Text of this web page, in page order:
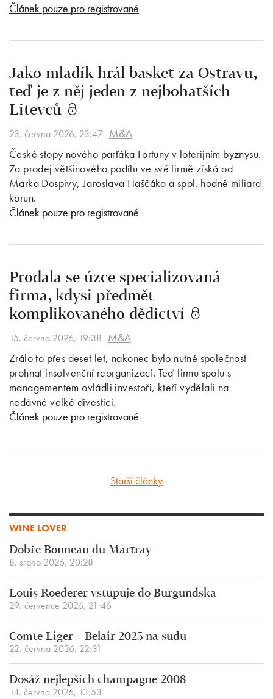
Článek pouze pro registrované
Jako mladík hrál basket za Ostravu,
teď je z něj jeden z nejbohatších
Litevců
23. června 2026, 23:47 M&A
České stopy nového parťáka Fortuny v loterijním byznysu.
Za prodej většinového podílu ve své firmě získá od
Marka Dospivy, Jaroslava Haščáka a spol. hodně miliard
korun.
Článek pouze pro registrované
Prodala se úzce specializovaná
firma, kdysi předmět
komplikovaného dědictví
15. června 2026, 19:38 M&A
Zrálo to přes deset let, nakonec bylo nutné společnost
prohnat insolvenční reorganizací. Teď firmu spolu s
managementem ovládli investoři, kteří vydělali na
nedávné velké divestici.
Článek pouze pro registrované
Starší články
WINE LOVER
Dobře Bonneau du Martray
8. srpna 2026, 20:28
Louis Roederer vstupuje do Burgundska
29. července 2026, 21:46
Comte Liger – Belair 2025 na sudu
22. června 2026, 22:31
Dosáž nejlepších champagne 2008
14. června 2026, 13:53